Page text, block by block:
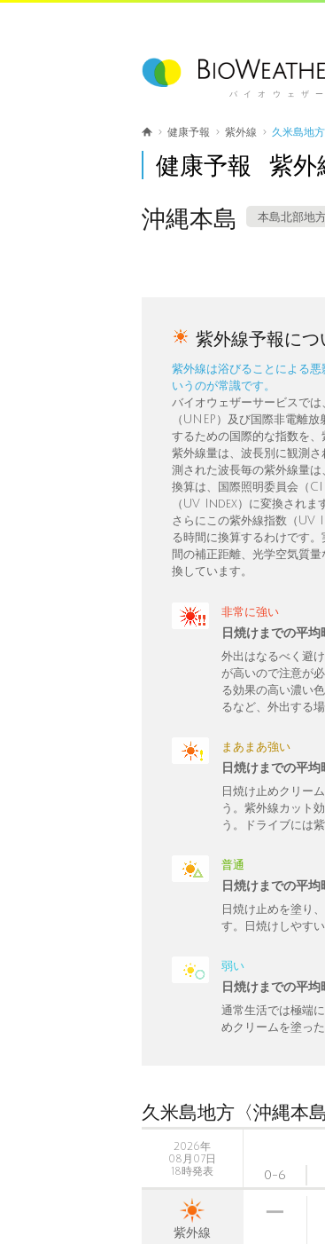
バイオウェザ
健康予報 紫外線 久米島地
健康予報 紫外
沖縄本島 本島北部地
紫外線予報につ
紫外線は浴びることによる
いうのが常識です。
バイオウェザーサービスで
（UNEP）及び国際非電離
するための国際的な指数を、
紫外線量は、波長別に観測
測された波長毎の紫外線量
換算は、国際照明委員会（
（UV Index）に変換されま
さらにこの紫外線指数（UV
る時間に換算するわけです
間の補正距離、光学空気質
換しています。
非常に強い
日焼けまでの平均
外出はなるべく避
が高いので注意が
る効果の高い濃い
るなど、外出する
まあまあ強い
日焼けまでの平均
日焼け止めクリー
う。紫外線カット
う。ドライブには
普通
日焼けまでの平均
日焼け止めを塗り
す。日焼けしやす
弱い
日焼けまでの平均
通常生活では極端
めクリームを塗っ
久米島地方〈沖縄本島
2026年
08月07日
18時発表
0-6
紫外線